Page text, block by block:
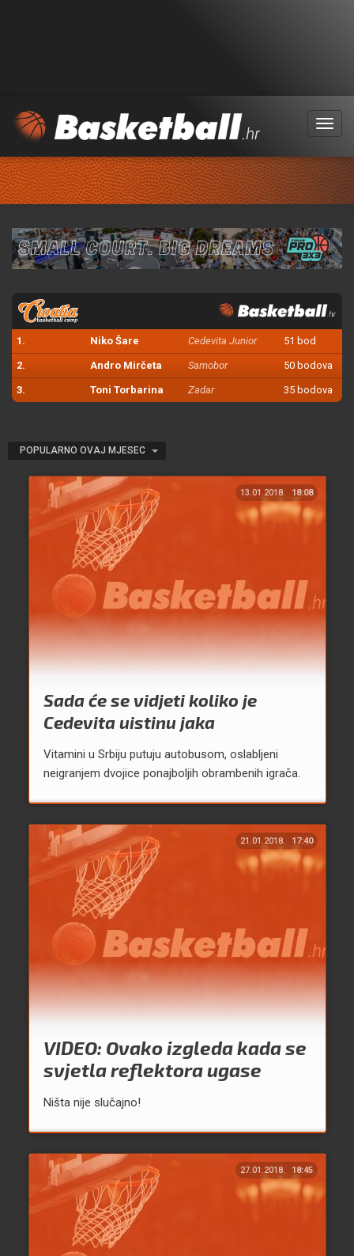
Menu
1. Niko Šare Cedevita Junior 51 bod
2. Andro Mirčeta Samobor 50 bodova
3. Toni Torbarina Zadar 35 bodova
POPULARNO OVAJ MJESEC
13.01.2018. 18:08
Sada će se vidjeti koliko je
Cedevita uistinu jaka
Vitamini u Srbiju putuju autobusom, oslabljeni
neigranjem dvojice ponajboljih obrambenih igrača.
21.01.2018. 17:40
VIDEO: Ovako izgleda kada se
svjetla reflektora ugase
Ništa nije slučajno!
27.01.2018. 18:45